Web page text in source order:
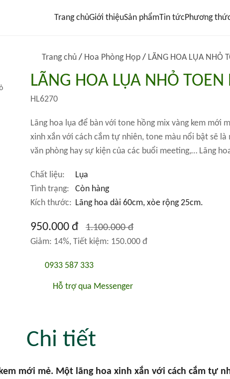
Trang chủGiới thiệuSản phẩmTin tức Phương
Trang chủ / Hoa Phòng Họp / LÃNG HOA LỤA NHỎ
LÃNG HOA LỤA NHỎ TOEN
HL6270
Lãng hoa lụa để bàn với tone hồng mix vàng kem mới
xinh xắn với cách cắm tự nhiên, tone màu nổi bật sẽ
văn phòng hay sự kiện của các buổi meeting,… Lãng
Chất liệu:
Lụa
Tình trạng:
Còn hàng
Kích thước: Lãng hoa dài 60cm, xòe rộng 25cm.
950.000 đ 1.100.000 đ
Giảm: 14%, Tiết kiệm: 150.000 đ
0933 587 333
Hỗ trợ qua Messenger
Chi tiết
mới mẻ. Một lãng hoa xinh xắn với cách cắm tự